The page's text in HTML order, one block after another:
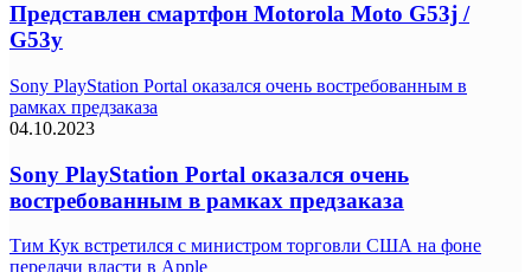
Представлен смартфон Motorola Moto G53j /
G53y
Sony PlayStation Portal оказался очень востребованным в
рамках предзаказа
04.10.2023
Sony PlayStation Portal оказался очень
востребованным в рамках предзаказа
Тим Кук встретился с министром торговли США на фоне
передачи власти в Apple